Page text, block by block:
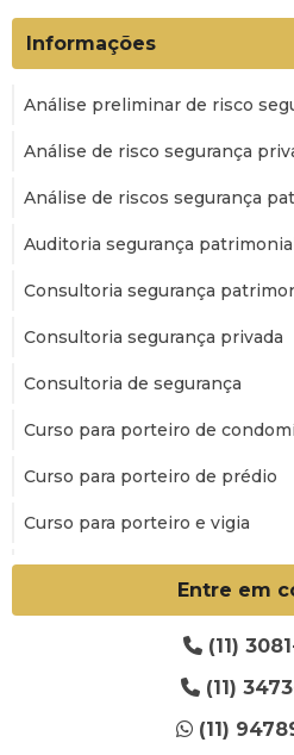
Informações
Análise preliminar de risco
Análise de risco segurança
Análise de riscos segurança
Auditoria segurança
Consultoria segurança
Consultoria segurança privada
Consultoria de segurança
Curso para porteiro de
Curso para porteiro de prédio
Curso para porteiro e vigia
Curso para porteiro
Curso de treinamento para
Cursos segurança patrimonial sp
Entre em
(11)
(11)
(11)